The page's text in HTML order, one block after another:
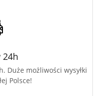
24h
Duże możliwości wysyłki
Polsce!